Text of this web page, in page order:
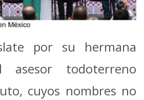
por su hermana
todoterreno
cuyos nombres no